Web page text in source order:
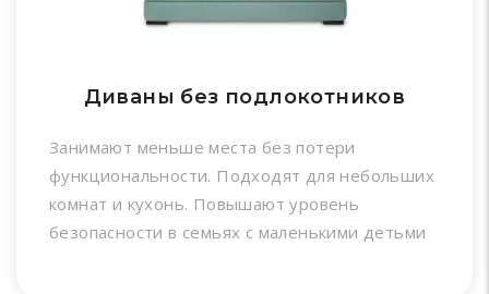
Диваны без подлокотников
Занимают меньше места без потери
функциональности. Подходят для небольших
комнат и кухонь. Повышают уровень
безопасности в семьях с маленькими детьми